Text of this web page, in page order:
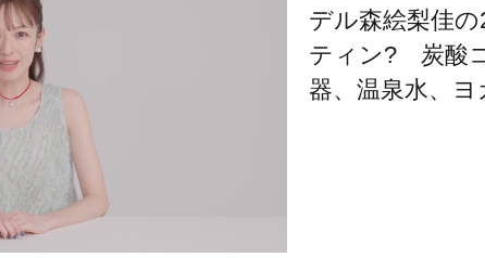
デル森絵梨佳
ティン? 炭酸
器、温泉水、